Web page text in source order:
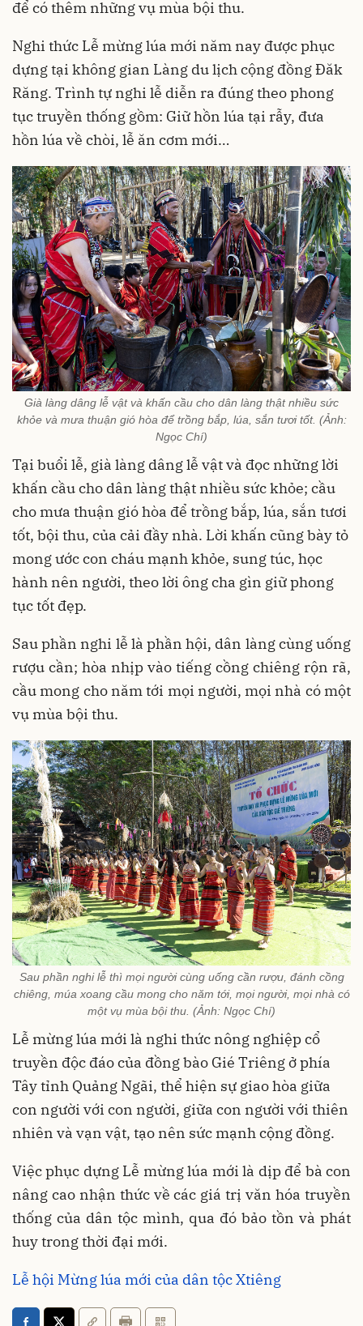
để có thêm những vụ mùa bội thu.
Nghi thức Lễ mừng lúa mới năm nay được phục
dựng tại không gian Làng du lịch cộng đồng Đăk
Răng. Trình tự nghi lễ diễn ra đúng theo phong
tục truyền thống gồm: Giữ hồn lúa tại rẫy, đưa
hồn lúa về chòi, lễ ăn cơm mới…
Già làng dâng lễ vật và khấn cầu cho dân làng thật nhiều sức
khỏe và mưa thuận gió hòa để trồng bắp, lúa, sắn tươi tốt. (Ảnh:
Ngọc Chí)
Tại buổi lễ, già làng dâng lễ vật và đọc những lời
khấn cầu cho dân làng thật nhiều sức khỏe; cầu
cho mưa thuận gió hòa để trồng bắp, lúa, sắn tươi
tốt, bội thu, của cải đầy nhà. Lời khấn cũng bày tỏ
mong ước con cháu mạnh khỏe, sung túc, học
hành nên người, theo lời ông cha gìn giữ phong
tục tốt đẹp.
Sau phần nghi lễ là phần hội, dân làng cùng uống
rượu cần; hòa nhịp vào tiếng cồng chiêng rộn rã,
cầu mong cho năm tới mọi người, mọi nhà có một
vụ mùa bội thu.
Sau phần nghi lễ thì mọi người cùng uống cần rượu, đánh cồng
chiêng, múa xoang cầu mong cho năm tới, mọi người, mọi nhà có
một vụ mùa bội thu. (Ảnh: Ngọc Chí)
Lễ mừng lúa mới là nghi thức nông nghiệp cổ
truyền độc đáo của đồng bào Gié Triêng ở phía
Tây tỉnh Quảng Ngãi, thể hiện sự giao hòa giữa
con người với con người, giữa con người với thiên
nhiên và vạn vật, tạo nên sức mạnh cộng đồng.
Việc phục dựng Lễ mừng lúa mới là dịp để bà con
nâng cao nhận thức về các giá trị văn hóa truyền
thống của dân tộc mình, qua đó bảo tồn và phát
huy trong thời đại mới.
Lễ hội Mừng lúa mới của dân tộc Xtiêng